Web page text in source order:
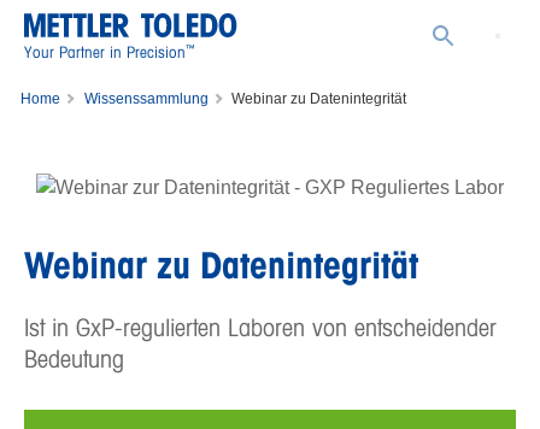
Your Partner in Precision™
Home Wissenssammlung Webinar zu Datenintegrität
Webinar zu Datenintegrität
Ist in GxP-regulierten Laboren von entscheidender
Bedeutung